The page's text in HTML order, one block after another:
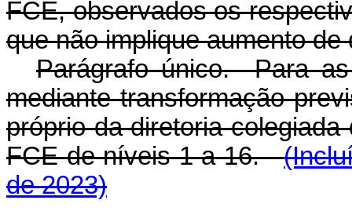
FCE, observados os
que não implique aumento de
Parágrafo único. Para
mediante transformação
próprio da diretoria
FCE de níveis 1 a 16.
de 2023)